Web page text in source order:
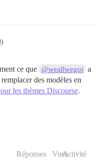
ce que @weallwegot a
des modèles en
les thèmes Discourse.
Réponses VuesActivité